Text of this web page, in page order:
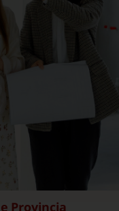
Provincia